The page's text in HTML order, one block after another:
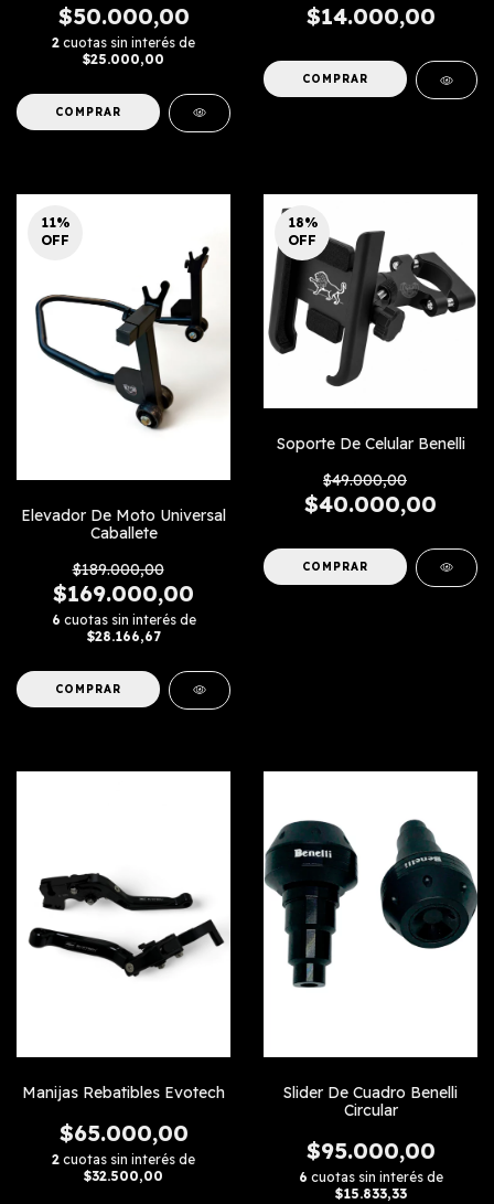
$50.000,00
2 cuotas sin interés de
$25.000,00
COMPRAR
$14.000,00
COMPRAR
11%
OFF
Elevador De Moto Universal
Caballete
$189.000,00
$169.000,00
6 cuotas sin interés de
$28.166,67
COMPRAR
18%
OFF
Soporte De Celular Benelli
$49.000,00
$40.000,00
Manijas Rebatibles Evotech
$65.000,00
2 cuotas sin interés de
$32.500,00
Slider De Cuadro Benelli
Circular
$95.000,00
6 cuotas sin interés de
$15.833,33